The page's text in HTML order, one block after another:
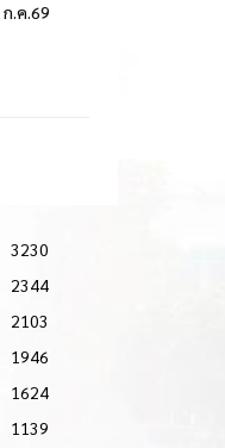
ก.ค.69
3230
2344
2103
1946
1624
1139